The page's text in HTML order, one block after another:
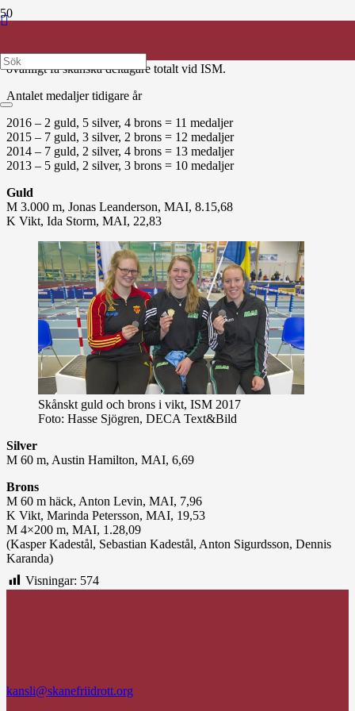
Det blev 6 skånska medaljer (2 guld, 1 silver, 3 brons) vid ISM i
Detta är tyvärr det lägsta antalet de senaste 5 åren och det var också
ovanligt få skånska deltagare totalt vid ISM.
Antalet medaljer tidigare år
2016 – 2 guld, 5 silver, 4 brons = 11 medaljer
2015 – 7 guld, 3 silver, 2 brons = 12 medaljer
2014 – 7 guld, 2 silver, 4 brons = 13 medaljer
2013 – 5 guld, 2 silver, 3 brons = 10 medaljer
Guld
M 3.000 m, Jonas Leanderson, MAI, 8.15,68
K Vikt, Ida Storm, MAI, 22,83
Skånskt guld och brons i vikt, ISM 2017
Foto: Hasse Sjögren, DECA Text&Bild
Silver
M 60 m, Austin Hamilton, MAI, 6,69
Brons
M 60 m häck, Anton Levin, MAI, 7,96
K Vikt, Marinda Petersson, MAI, 19,53
M 4×200 m, MAI, 1.28,09
(Kasper Kadestål, Sebastian Kadestål, Anton Sigurdsson, Dennis
Karanda)
Visningar: 574
kansli@skanefriidrott.org